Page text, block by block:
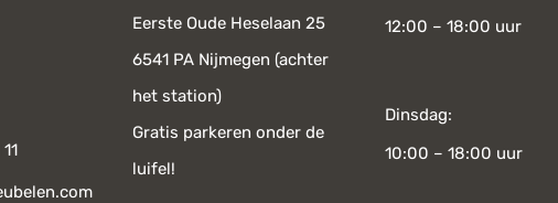
Eerste Oude Heselaan 25
6541 PA Nijmegen (achter
het station)
Gratis parkeren onder de
luifel!
12:00 – 18:00 uur
Dinsdag:
10:00 – 18:00 uur